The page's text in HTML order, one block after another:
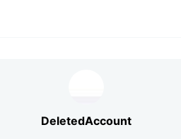
DeletedAccount